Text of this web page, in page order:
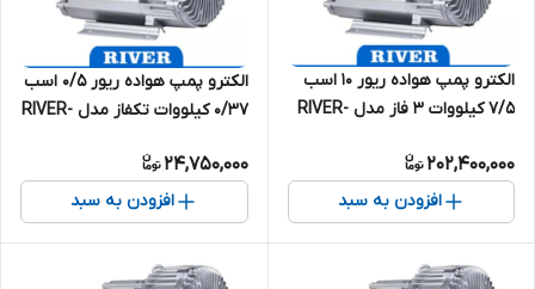
الکترو پمپ هواده ریور 10 اسب
7/5 کیلووات 3 فاز مدل RIVER-
202,400,000
افزودن به سبد
الکترو پمپ هواده ریور 0/5 اسب
0/37 کیلووات تکفاز مدل RIVER-
24,750,000
افزودن به سبد